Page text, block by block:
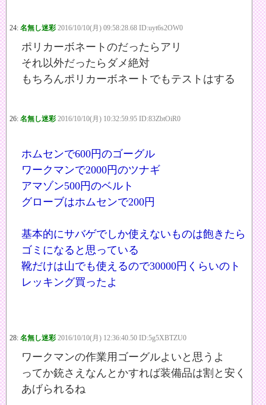
24: 名無し迷彩 2016/10/10(月) 09:58:28.68 ID:uyt6s2OW0
ポリカーボネートのだったらアリ
それ以外だったらダメ絶対
もちろんポリカーボネートでもテストはする
26: 名無し迷彩 2016/10/10(月) 10:32:59.95 ID:83ZbtOiR0
ホムセンで600円のゴーグル
ワークマンで2000円のツナギ
アマゾン500円のベルト
グローブはホムセンで200円
基本的にサバゲでしか使えないものは飽きたら
ゴミになると思っている
靴だけは山でも使えるので30000円くらいのト
レッキング買ったよ
28: 名無し迷彩 2016/10/10(月) 12:36:40.50 ID:5g5XBTZU0
ワークマンの作業用ゴーグルよいと思うよ
ってか銃さえなんとかすれば装備品は割と安く
あげられるね